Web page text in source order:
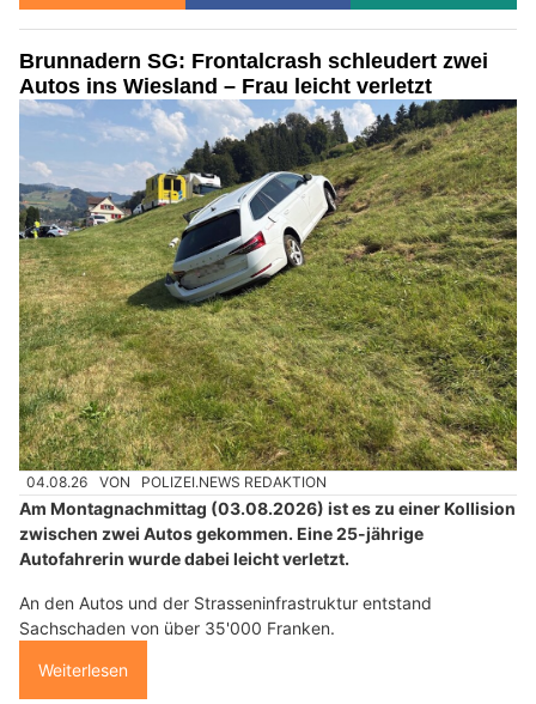
Brunnadern SG: Frontalcrash schleudert zwei
Autos ins Wiesland – Frau leicht verletzt
04.08.26 VON POLIZEI.NEWS REDAKTION
Am Montagnachmittag (03.08.2026) ist es zu einer Kollision
zwischen zwei Autos gekommen. Eine 25-jährige
Autofahrerin wurde dabei leicht verletzt.
An den Autos und der Strasseninfrastruktur entstand
Sachschaden von über 35'000 Franken.
Weiterlesen